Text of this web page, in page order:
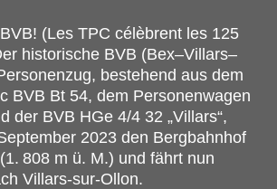
(Les TPC célèbrent les 125
historische BVB (Bex–Villars–
bestehend aus dem
BVB Bt 54, dem Personenwagen
der BVB HGe 4/4 32 „Villars“,
2023 den Bergbahnhof
808 m ü. M.) und fährt nun
Villars-sur-Ollon.